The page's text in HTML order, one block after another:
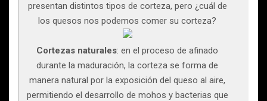
presentan distintos tipos de corteza, pero ¿cuál de
los quesos nos podemos comer su corteza?
Cortezas naturales: en el proceso de afinado
durante la maduración, la corteza se forma de
manera natural por la exposición del queso al aire,
permitiendo el desarrollo de mohos y bacterias que